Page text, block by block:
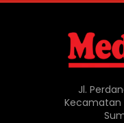
Jl.
Kecamatan